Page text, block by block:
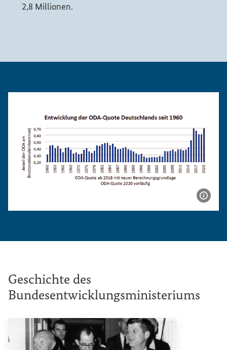
2,8 Millionen.
Geschichte des
Bundesentwicklungsministeriums